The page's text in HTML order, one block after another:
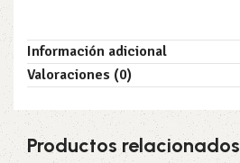
Información adicional
Valoraciones (0)
Productos relacionados